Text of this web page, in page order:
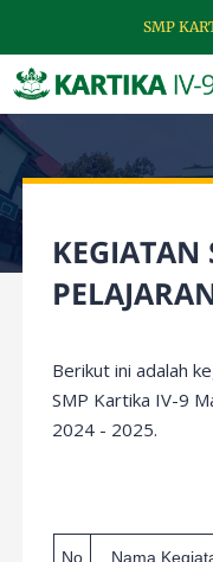
SMP
KEGIATAN
Berikut ini adalah
SMP Kartika IV-9
2024 - 2025.
No Nama